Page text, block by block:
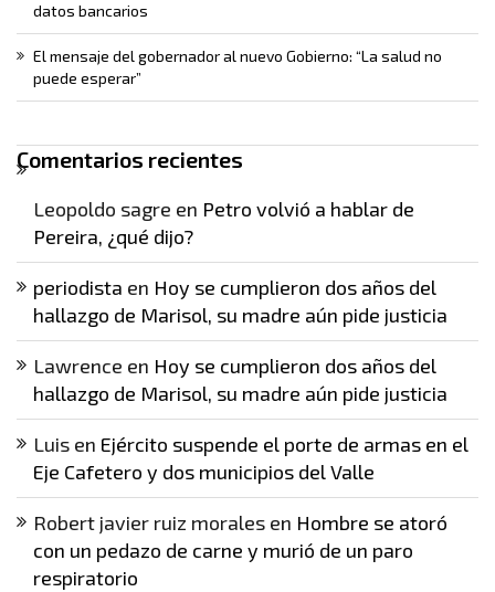
datos bancarios
El mensaje del gobernador al nuevo Gobierno: “La salud no
puede esperar”
Comentarios recientes
Leopoldo sagre en Petro volvió a hablar de
Pereira, ¿qué dijo?
periodista en Hoy se cumplieron dos años del
hallazgo de Marisol, su madre aún pide justicia
Lawrence en Hoy se cumplieron dos años del
hallazgo de Marisol, su madre aún pide justicia
Luis en Ejército suspende el porte de armas en el
Eje Cafetero y dos municipios del Valle
Robert javier ruiz morales en Hombre se atoró
con un pedazo de carne y murió de un paro
respiratorio